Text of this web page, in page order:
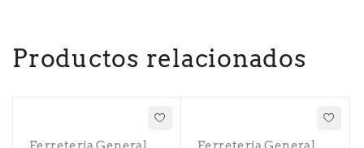
Productos relacionados